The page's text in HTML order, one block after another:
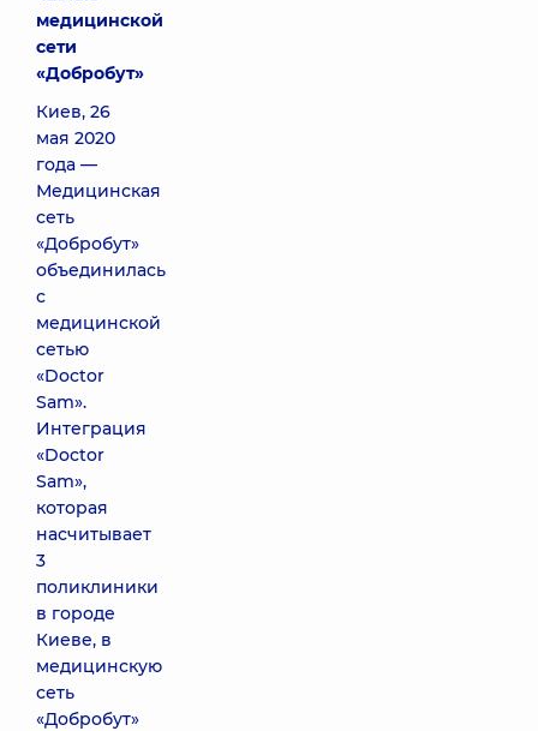
медицинской
сети
«Добробут»
Киев, 26
мая 2020
года —
Медицинская
сеть
«Добробут»
объединилась
с
медицинской
сетью
«Doctor
Sam».
Интеграция
«Doctor
Sam»,
которая
насчитывает
3
поликлиники
в городе
Киеве, в
медицинскую
сеть
«Добробут»